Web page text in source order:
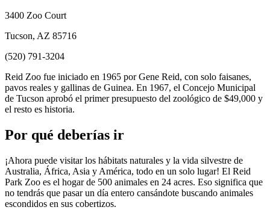
3400 Zoo Court
Tucson, AZ 85716
(520) 791-3204
Reid Zoo fue iniciado en 1965 por Gene Reid, con solo faisanes,
pavos reales y gallinas de Guinea. En 1967, el Concejo Municipal
de Tucson aprobó el primer presupuesto del zoológico de $49,000 y
el resto es historia.
Por qué deberías ir
¡Ahora puede visitar los hábitats naturales y la vida silvestre de
Australia, África, Asia y América, todo en un solo lugar! El Reid
Park Zoo es el hogar de 500 animales en 24 acres. Eso significa que
no tendrás que pasar un día entero cansándote buscando animales
escondidos en sus cobertizos.